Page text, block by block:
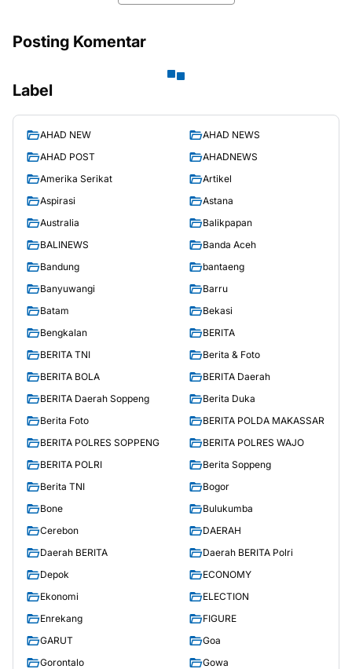
Posting Komentar
Label
AHAD NEW
AHAD NEWS
AHAD POST
AHADNEWS
Amerika Serikat
Artikel
Aspirasi
Astana
Australia
Balikpapan
BALINEWS
Banda Aceh
Bandung
bantaeng
Banyuwangi
Barru
Batam
Bekasi
Bengkalan
BERITA
BERITA TNI
Berita & Foto
BERITA BOLA
BERITA Daerah
BERITA Daerah Soppeng
Berita Duka
Berita Foto
BERITA POLDA MAKASSAR
BERITA POLRES SOPPENG
BERITA POLRES WAJO
BERITA POLRI
Berita Soppeng
Berita TNI
Bogor
Bone
Bulukumba
Cerebon
DAERAH
Daerah BERITA
Daerah BERITA Polri
Depok
ECONOMY
Ekonomi
ELECTION
Enrekang
FIGURE
GARUT
Goa
Gorontalo
Gowa